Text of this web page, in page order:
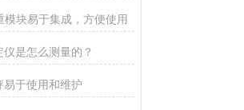
模块易于集成，方便使用
是怎么测量的？
易于使用和维护